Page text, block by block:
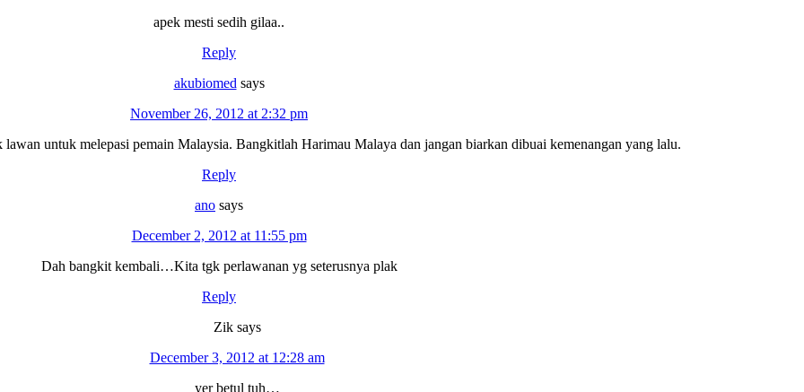
apek mesti sedih gilaa..
Reply
akubiomed says
November 26, 2012 at 2:32 pm
lawan untuk melepasi pemain Malaysia. Bangkitlah Harimau Malaya dan jangan biarkan dibuai kemenangan yang lalu.
Reply
ano says
December 2, 2012 at 11:55 pm
Dah bangkit kembali…Kita tgk perlawanan yg seterusnya plak
Reply
Zik says
December 3, 2012 at 12:28 am
yer betul tuh…